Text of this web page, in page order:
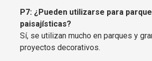
P7: ¿Pueden utilizarse para
paisajísticas?
Sí, se utilizan mucho en parques y
proyectos decorativos.